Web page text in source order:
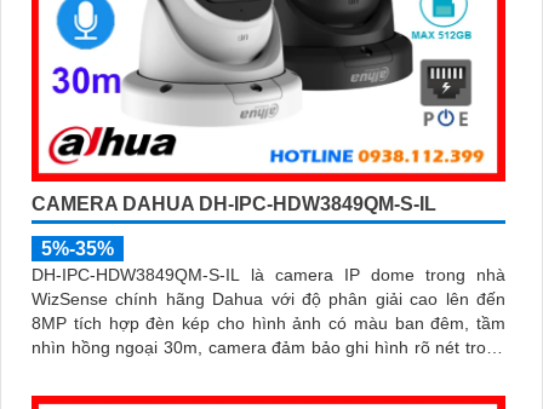
CAMERA DAHUA DH-IPC-HDW3849QM-S-IL
5%-35%
DH-IPC-HDW3849QM-S-IL là camera IP dome trong nhà
WizSense chính hãng Dahua với độ phân giải cao lên đến
8MP tích hợp đèn kép cho hình ảnh có màu ban đêm, tầm
nhìn hồng ngoại 30m, camera đảm bảo ghi hình rõ nét trong
tích hợp micro ghi âm, chuẩn POE và khả năng nhận diện